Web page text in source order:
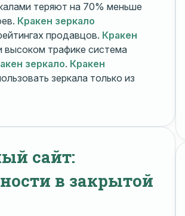
теряют на 70% меньше
Кракен зеркало
продавцов. Кракен
высоком трафике система
зеркало. Кракен
зеркала только из
сайт:
в закрытой